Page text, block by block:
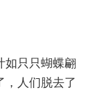
如只只蝴蝶翩
，人们脱去了